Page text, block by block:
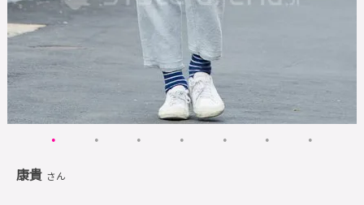
康貴 さん